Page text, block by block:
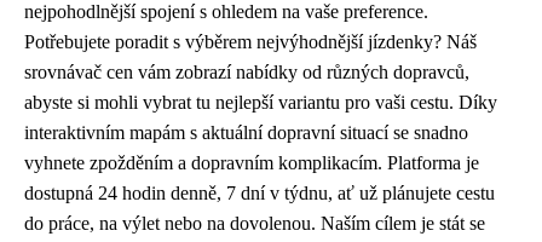
nejpohodlnější spojení s ohledem na vaše preference.
Potřebujete poradit s výběrem nejvýhodnější jízdenky? Náš
srovnávač cen vám zobrazí nabídky od různých dopravců,
abyste si mohli vybrat tu nejlepší variantu pro vaši cestu. Díky
interaktivním mapám s aktuální dopravní situací se snadno
vyhnete zpožděním a dopravním komplikacím. Platforma je
dostupná 24 hodin denně, 7 dní v týdnu, ať už plánujete cestu
do práce, na výlet nebo na dovolenou. Naším cílem je stát se